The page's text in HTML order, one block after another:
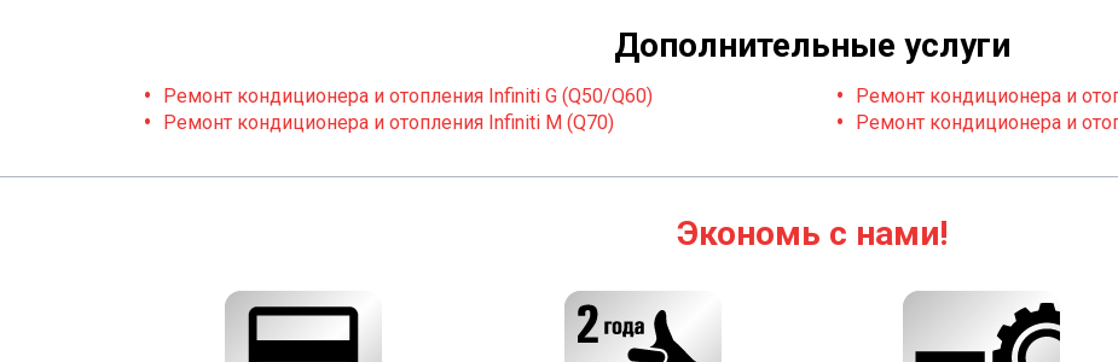
Дополнительные услуги
Ремонт кондиционера и отопления Infiniti G (Q50/Q60)
Ремонт кондиционера и отопления Infiniti M (Q70)
Ремонт кондиционера и
Ремонт кондиционера и
Экономь с нами!